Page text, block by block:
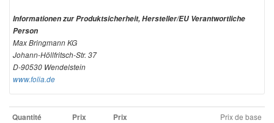
Informationen zur Produktsicherheit, Hersteller/EU Verantwortliche
Person
Max Bringmann KG
Johann-Höllfritsch-Str. 37
D-90530 Wendelstein
www.folia.de
Quantité
Prix
Prix
Prix de base